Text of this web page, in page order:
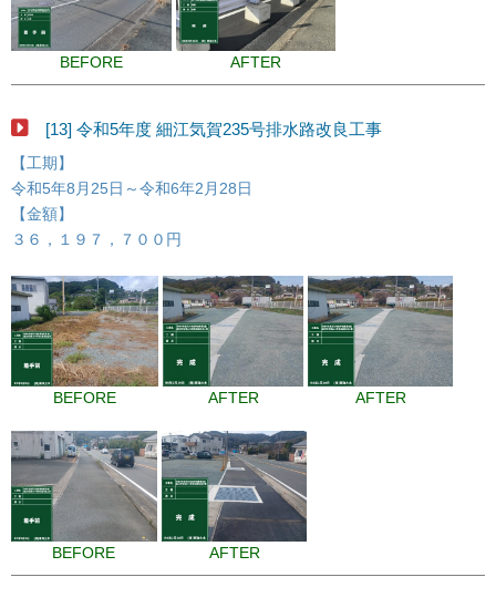
BEFORE AFTER
[13] 令和5年度 細江気賀235号排水路改良工事
【工期】
令和5年8月25日～令和6年2月28日
【金額】
３６，１９７，７００円
BEFORE AFTER AFTER
BEFORE AFTER